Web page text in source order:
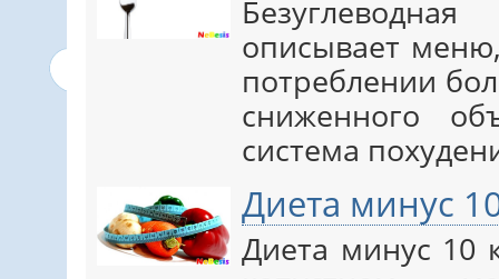
описывает
потреблении
сниженного
система
Диета минус
Диета минус 10